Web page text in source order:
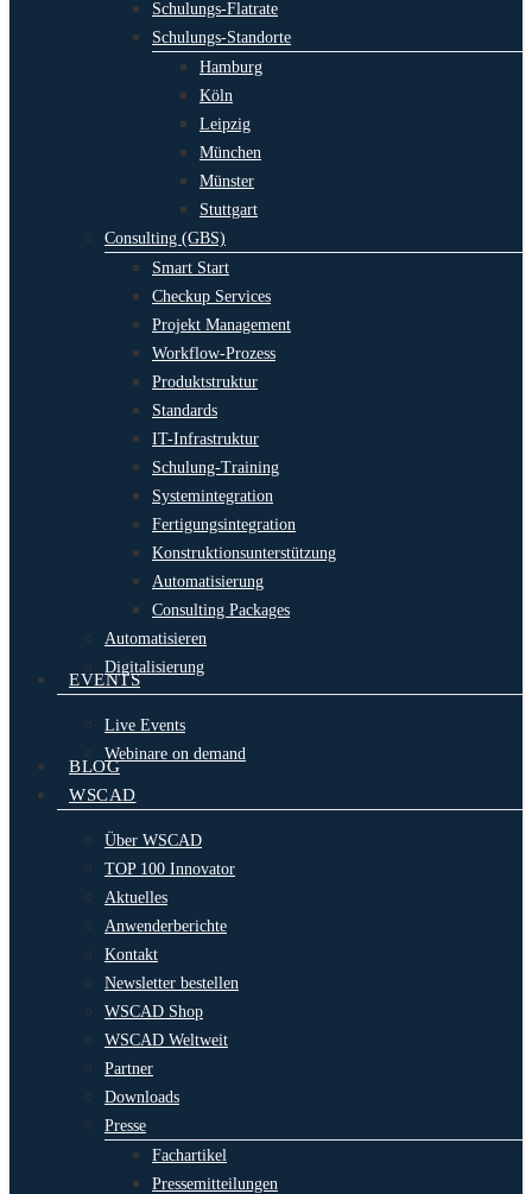
Schulungs-Flatrate
Schulungs-Standorte
Hamburg
Köln
Leipzig
München
Münster
Stuttgart
Consulting (GBS)
Smart Start
Checkup Services
Projekt Management
Workflow-Prozess
Produktstruktur
Standards
IT-Infrastruktur
Schulung-Training
Systemintegration
Fertigungsintegration
Konstruktionsunterstützung
Automatisierung
Consulting Packages
Automatisieren
Digitalisierung
EVENTS
Live Events
Webinare on demand
BLOG
WSCAD
Über WSCAD
TOP 100 Innovator
Aktuelles
Anwenderberichte
Kontakt
Newsletter bestellen
WSCAD Shop
WSCAD Weltweit
Partner
Downloads
Presse
Fachartikel
Pressemitteilungen